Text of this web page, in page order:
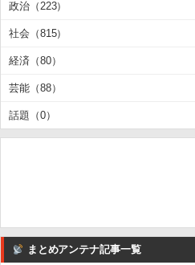
政治（223）
社会（815）
経済（80）
芸能（88）
話題（0）
まとめアンテナ記事一覧